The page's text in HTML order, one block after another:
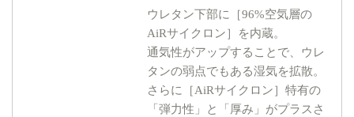
ウレタン下部に［96%空気層の
AiRサイクロン］を内蔵。
通気性がアップすることで、ウレ
タンの弱点でもある湿気を拡散。
さらに［AiRサイクロン］特有の
「弾力性」と「厚み」がプラスさ